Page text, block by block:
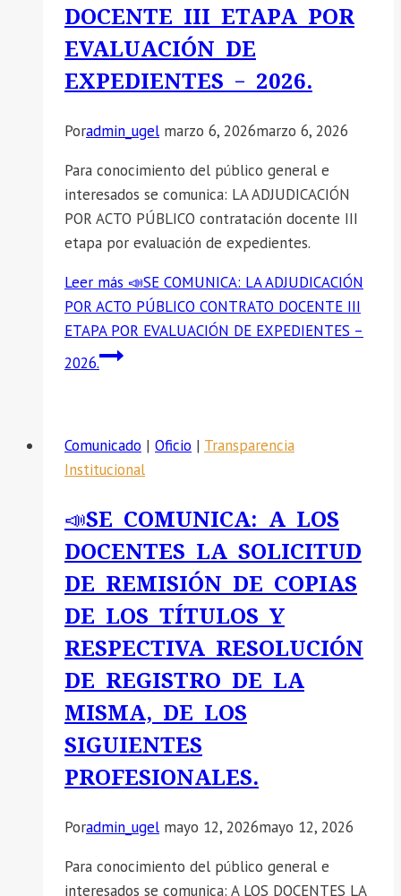
DOCENTE III ETAPA POR
EVALUACIÓN DE
EXPEDIENTES – 2026.
Poradmin_ugel marzo 6, 2026marzo 6, 2026
Para conocimiento del público general e
interesados se comunica: LA ADJUDICACIÓN
POR ACTO PÚBLICO contratación docente III
etapa por evaluación de expedientes.
Leer más 📣SE COMUNICA: LA ADJUDICACIÓN
POR ACTO PÚBLICO CONTRATO DOCENTE III
ETAPA POR EVALUACIÓN DE EXPEDIENTES –
2026.
Comunicado | Oficio | Transparencia
Institucional
📣SE COMUNICA: A LOS
DOCENTES LA SOLICITUD
DE REMISIÓN DE COPIAS
DE LOS TÍTULOS Y
RESPECTIVA RESOLUCIÓN
DE REGISTRO DE LA
MISMA, DE LOS
SIGUIENTES
PROFESIONALES.
Poradmin_ugel mayo 12, 2026mayo 12, 2026
Para conocimiento del público general e
interesados se comunica: A LOS DOCENTES LA